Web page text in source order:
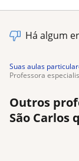
Há algum
Suas aulas
professora
Outros
São Carlos